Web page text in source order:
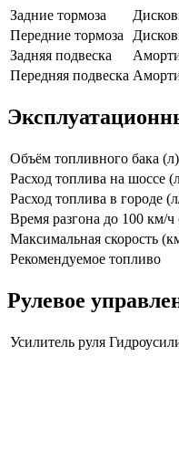
Задние тормоза
Передние тормоза
Задняя подвеска
Передняя подвеска
Объём топливного бака (л)
Расход топлива на шоссе
Расход топлива в городе
Время разгона до 100 км/ч
Максимальная скорость
Рекомендуемое топливо
Рулевое
Усилитель руля